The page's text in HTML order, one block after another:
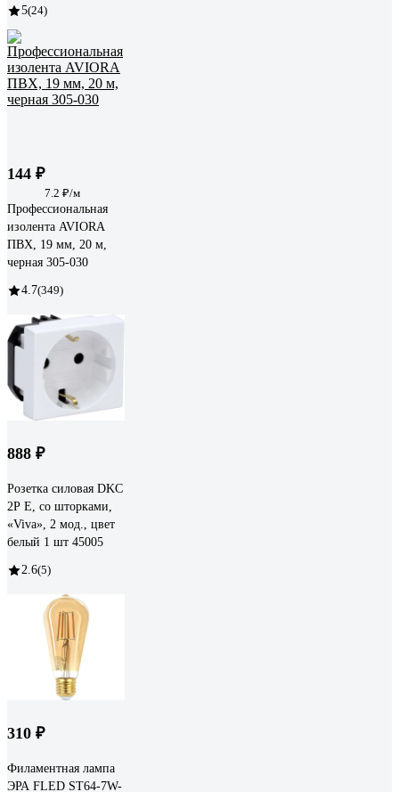
5(24)
144 ₽
7.2 ₽/м
Профессиональная
изолента AVIORA
ПВХ, 19 мм, 20 м,
черная 305-030
4.7(349)
888 ₽
Розетка силовая DKC
2Р Е, со шторками,
«Viva», 2 мод., цвет
белый 1 шт 45005
2.6(5)
310 ₽
Филаментная лампа
ЭРА FLED ST64-7W-